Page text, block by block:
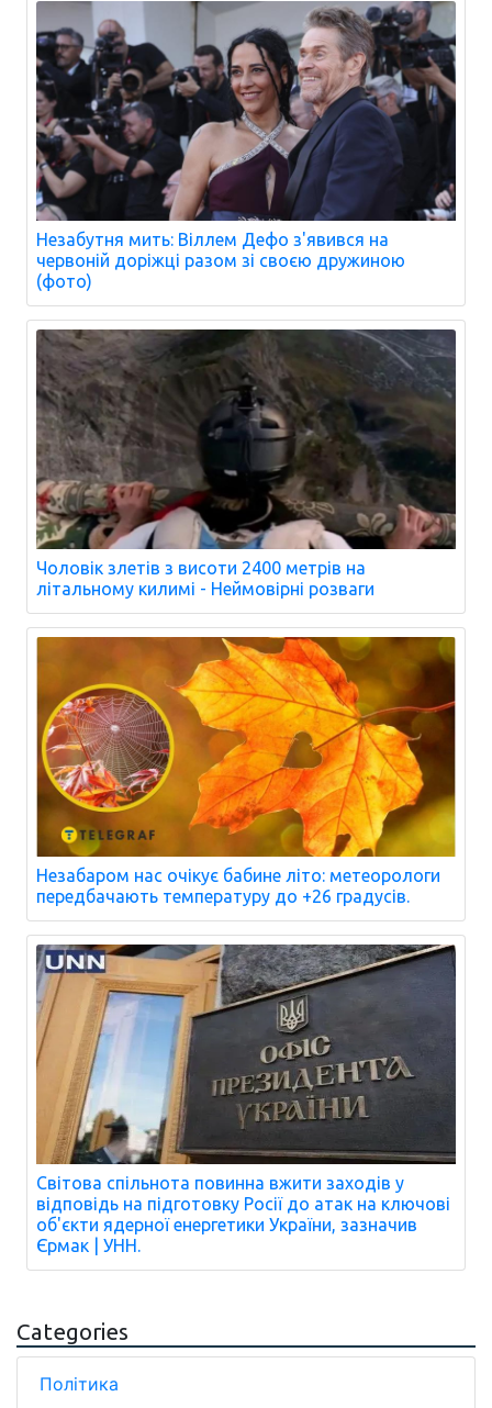
Незабутня мить: Віллем Дефо з'явився на
червоній доріжці разом зі своєю дружиною
(фото)
Чоловік злетів з висоти 2400 метрів на
літальному килимі - Неймовірні розваги
Незабаром нас очікує бабине літо: метеорологи
передбачають температуру до +26 градусів.
Світова спільнота повинна вжити заходів у
відповідь на підготовку Росії до атак на ключові
об'єкти ядерної енергетики України, зазначив
Єрмак | УНН.
Categories
Політика